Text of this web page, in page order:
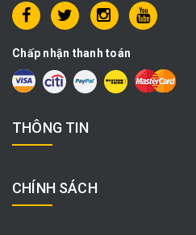
Chấp nhận thanh toán
THÔNG TIN
CHÍNH SÁCH